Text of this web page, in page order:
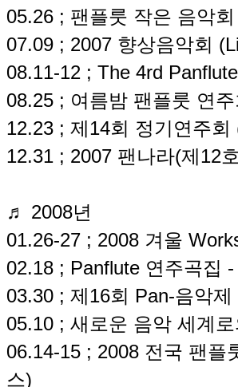
05.26 ; 팬플룻 작은 음악
07.09 ; 2007 향상음악회
08.11-12 ; The 4rd
08.25 ; 여름밤 팬플룻 연
12.23 ; 제14회 정기연주
12.31 ; 2007 팬나라(제12
♬ 2008년
01.26-27 ; 2008 겨울
02.18 ; Panflute 연주곡집
03.30 ; 제16회 Pan-음악
05.10 ; 새로운 음악 세계
06.14-15 ; 2008 전국 팬플
스)